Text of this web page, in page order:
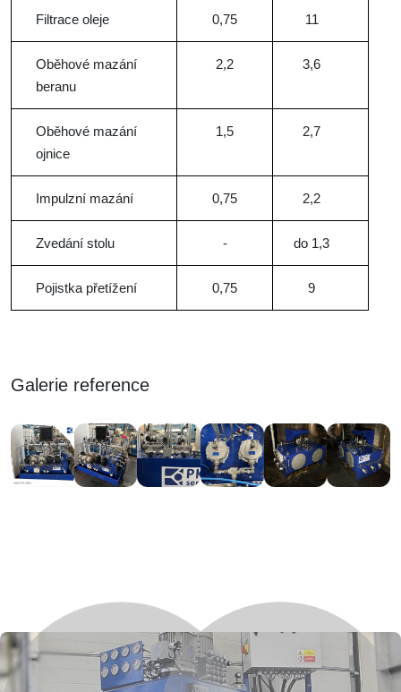
Filtrace oleje 0,75 11
Oběhové mazání
beranu
2,2 3,6
Oběhové mazání
ojnice
1,5 2,7
Impulzní mazání 0,75 2,2
Zvedání stolu - do 1,3
Pojistka přetížení 0,75 9
Galerie reference